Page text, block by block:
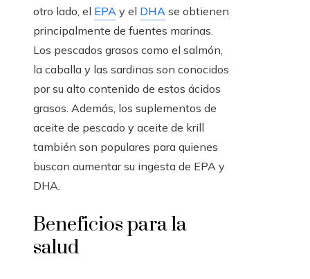
otro lado, el EPA y el DHA se obtienen
principalmente de fuentes marinas.
Los pescados grasos como el salmón,
la caballa y las sardinas son conocidos
por su alto contenido de estos ácidos
grasos. Además, los suplementos de
aceite de pescado y aceite de krill
también son populares para quienes
buscan aumentar su ingesta de EPA y
DHA.
Beneficios para la
salud